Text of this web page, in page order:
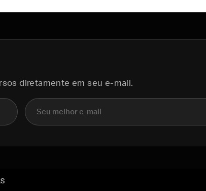
diretamente em seu e-mail.
E-mail